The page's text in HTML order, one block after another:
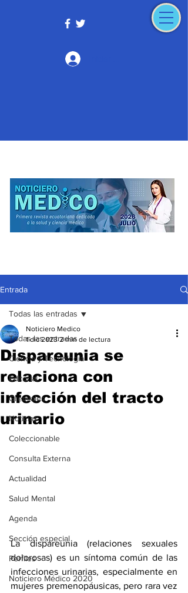
Entrada
Todas las entradas
Ciencia y Tecnología
Editorial
Gremiales
Noticias
Coleccionable
Consulta Externa
Actualidad
Salud Mental
Agenda
Sección especial
Perfiles
Noticiero Médico 2020
Todas las entradas
Dispareunia se
relaciona con
infección del tracto
urinario
Noticiero Medico
1 dic 2023 2 min de lectura
La dispareunia (relaciones sexuales
dolorosas) es un síntoma común de las
infecciones urinarias, especialmente en
mujeres premenopáusicas, pero rara vez